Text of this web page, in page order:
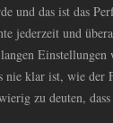
und das ist das
jederzeit und
Einstellungen
nie klar ist, wie
zu deuten,